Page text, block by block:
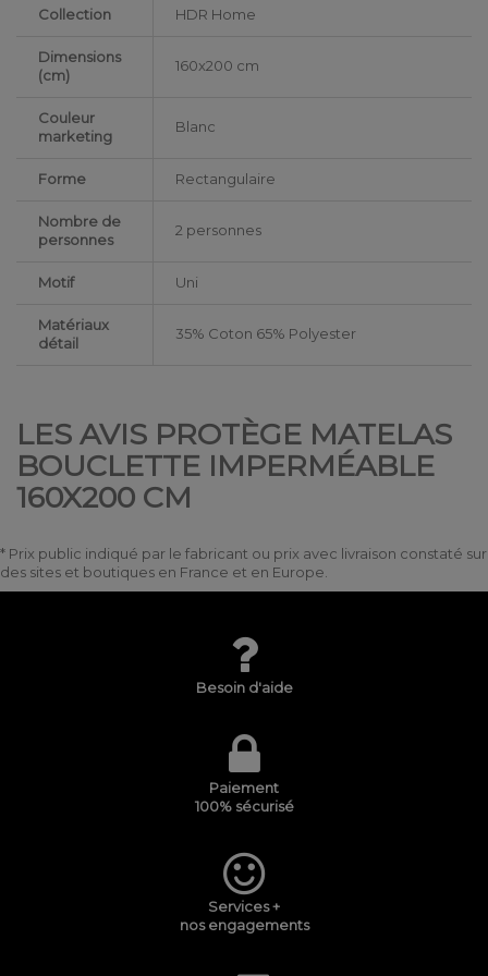
Collection HDR Home
Dimensions
(cm)
160x200 cm
Couleur
marketing
Blanc
Forme Rectangulaire
Nombre de
personnes
2 personnes
Motif Uni
Matériaux
détail
35% Coton 65% Polyester
LES AVIS PROTÈGE MATELAS
BOUCLETTE IMPERMÉABLE
160X200 CM
* Prix public indiqué par le fabricant ou prix avec livraison constaté sur
des sites et boutiques en France et en Europe.
Besoin d'aide
Paiement
100% sécurisé
Services +
nos engagements